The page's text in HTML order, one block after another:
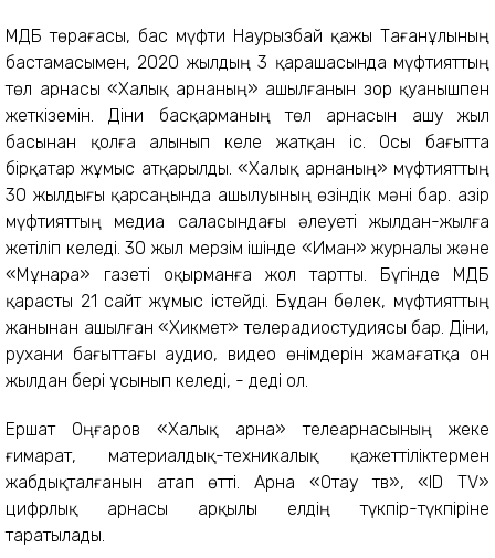
ҚМДБ төрағасы, бас мүфти Наурызбай қажы Тағанұлының
бастамасымен, 2020 жылдың 3 қарашасында мүфтияттың
төл арнасы «Халық арнаның» ашылғанын зор қуанышпен
жеткіземін. Діни басқарманың төл арнасын ашу жыл
басынан қолға алынып келе жатқан іс. Осы бағытта
бірқатар жұмыс атқарылды. «Халық арнаның» мүфтияттың
30 жылдығы қарсаңында ашылуының өзіндік мәні бар. Қазір
мүфтияттың медиа саласындағы әлеуеті жылдан-жылға
жетіліп келеді. 30 жыл мерзім ішінде «Иман» журналы және
«Мұнара» газеті оқырманға жол тартты. Бүгінде ҚМДБ
қарасты 21 сайт жұмыс істейді. Бұдан бөлек, мүфтияттың
жанынан ашылған «Хикмет» телерадиостудиясы бар. Діни,
рухани бағыттағы аудио, видео өнімдерін жамағатқа он
жылдан бері ұсынып келеді, - деді ол.
Ершат Оңғаров «Халық арна» телеарнасының жеке
ғимарат, материалдық-техникалық қажеттіліктермен
жабдықталғанын атап өтті. Арна «Отау тв», «ID TV»
цифрлық арнасы арқылы елдің түкпір-түкпіріне
таратылады.